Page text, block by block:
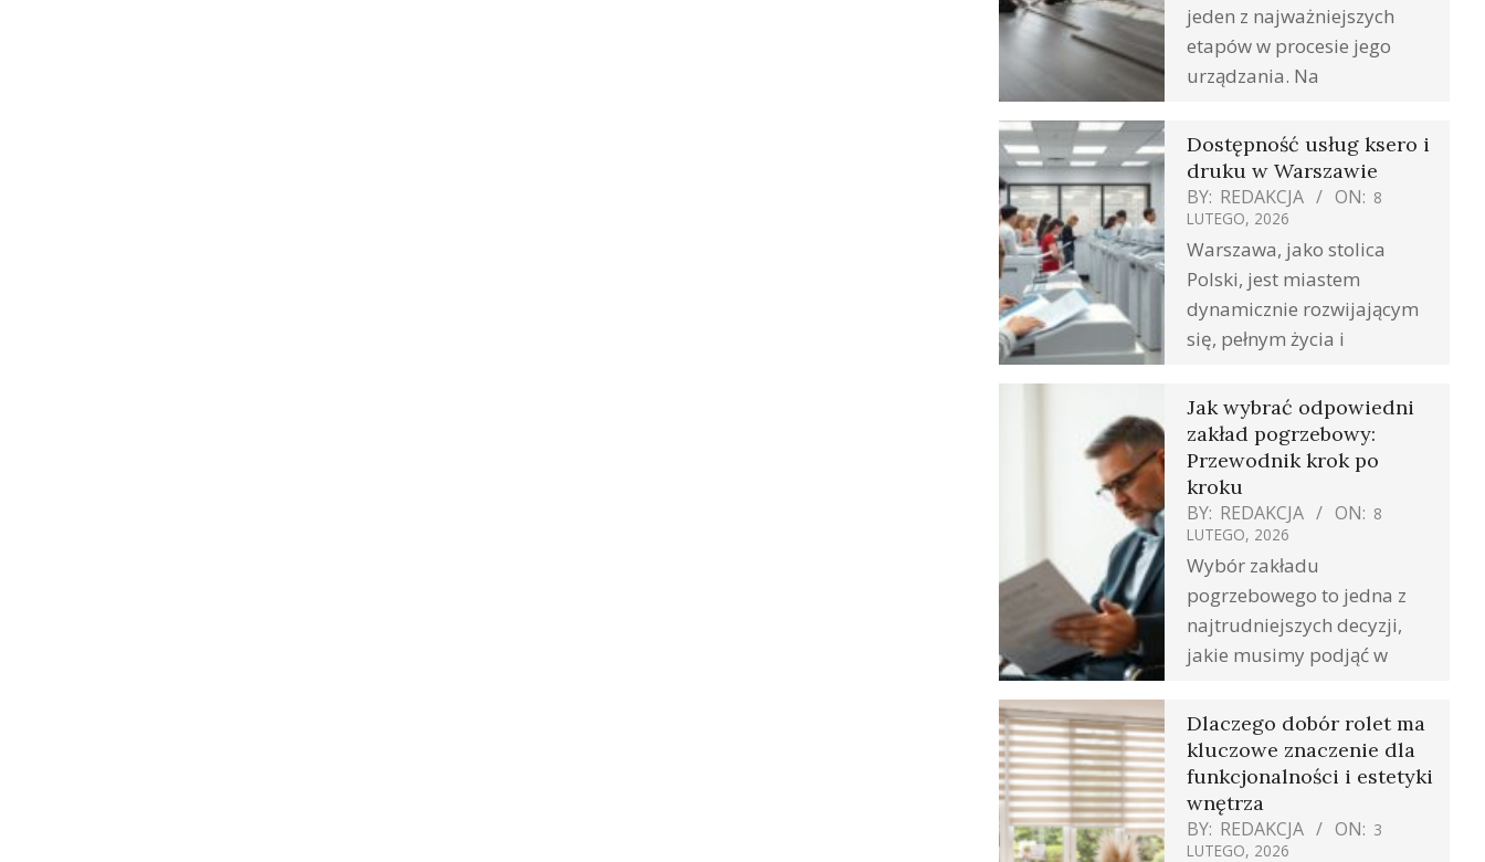
jeden z najważniejszych
etapów w procesie jego
urządzania. Na
Dostępność usług ksero i
druku w Warszawie
BY: REDAKCJA ON: 8
LUTEGO, 2026
Warszawa, jako stolica
Polski, jest miastem
dynamicznie rozwijającym
się, pełnym życia i
Jak wybrać odpowiedni
zakład pogrzebowy:
Przewodnik krok po
kroku
BY: REDAKCJA ON: 8
LUTEGO, 2026
Wybór zakładu
pogrzebowego to jedna z
najtrudniejszych decyzji,
jakie musimy podjąć w
Dlaczego dobór rolet ma
kluczowe znaczenie dla
funkcjonalności i estetyki
wnętrza
BY: REDAKCJA ON: 3
LUTEGO, 2026